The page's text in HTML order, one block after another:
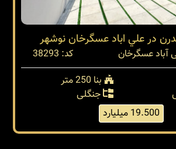
در علي اباد عسگرخان نوشهر
آباد عسگرخان
کد: 38293
بنا 250 متر
جنگلی
19.500 میلیارد